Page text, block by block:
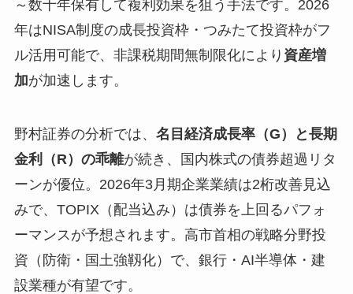
～数十年保有して複利効果を狙う手法です。2026
年はNISA制度の成長投資枠・つみたて投資枠がフ
ル活用可能で、非課税期間無制限化により 資産増
加が加速します。
野村証券の分析では、 名目経済成長率（G）と長期
金利（R）の乖離が続き、国内株式の債券超過リタ
ーンが優位。2026年3月期企業業績は2桁改善見込
みで、TOPIX（配当込み）は債券を上回るパフォ
ーマンスが予想されます。高市首相の戦略分野投
資（防衛・国土強靱化）で、銀行・AI半導体・建
設業種が有望です。